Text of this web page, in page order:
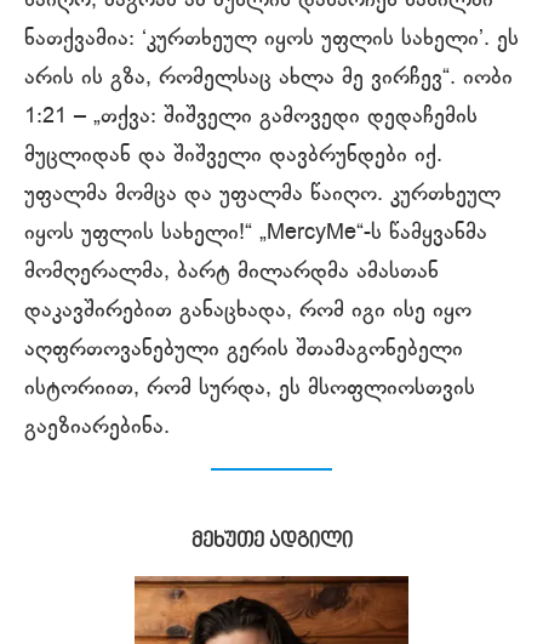
ნათქვამია: ‘კურთხეულ იყოს უფლის სახელი’. ეს
არის ის გზა, რომელსაც ახლა მე ვირჩევ“. იობი
1:21 – „თქვა: შიშველი გამოვედი დედაჩემის
მუცლიდან და შიშველი დავბრუნდები იქ.
უფალმა მომცა და უფალმა წაიღო. კურთხეულ
იყოს უფლის სახელი!“ „MercyMe“-ს წამყვანმა
მომღერალმა, ბარტ მილარდმა ამასთან
დაკავშირებით განაცხადა, რომ იგი ისე იყო
აღფრთოვანებული გერის შთამაგონებელი
ისტორიით, რომ სურდა, ეს მსოფლიოსთვის
გაეზიარებინა.
მეხუთე ადგილი